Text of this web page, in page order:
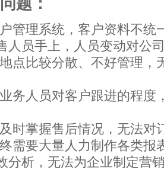
题：
管理系统，客户资料不统
人员手上，人员变动对公
点比较分散、不好管理，
务人员对客户跟进的程度
时掌握售后情况，无法对
需要大量人力制作各类报
分析，无法为企业制定营